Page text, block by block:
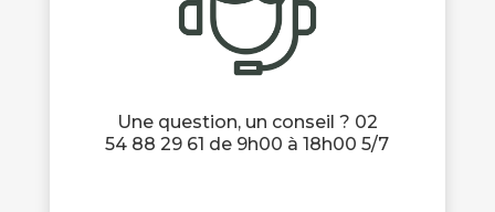
Une question, un conseil ? 02
54 88 29 61 de 9h00 à 18h00 5/7